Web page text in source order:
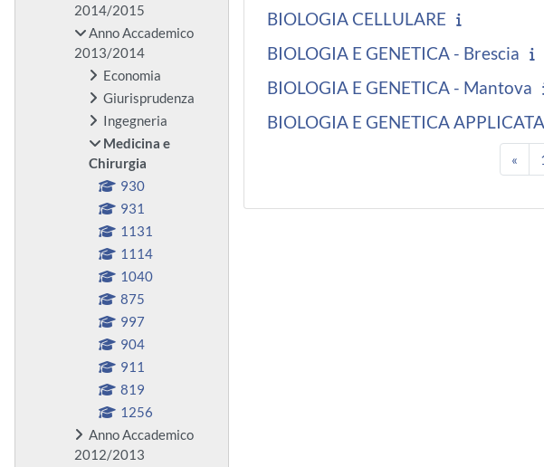
BIOLOGIA CELLULARE
BIOLOGIA E GENETICA - Brescia
BIOLOGIA E GENETICA - Mantova
BIOLOGIA E GENETICA
«
2014/2015
Anno Accademico
2013/2014
Economia
Giurisprudenza
Ingegneria
Medicina e
Chirurgia
930
931
1131
1114
1040
875
997
904
911
819
1256
Anno Accademico
2012/2013